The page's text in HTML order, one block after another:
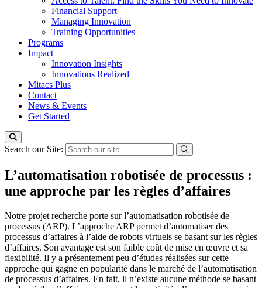
Financial Support
Managing Innovation
Training Opportunities
Programs
Impact
Innovation Insights
Innovations Realized
Mitacs Plus
Contact
News & Events
Get Started
Search our Site:
L’automatisation robotisée de processus :
une approche par les règles d’affaires
Notre projet recherche porte sur l’automatisation robotisée de
processus (ARP). L’approche ARP permet d’automatiser des
processus d’affaires à l’aide de robots virtuels se basant sur les règles
d’affaires. Son avantage est son faible coût de mise en œuvre et sa
flexibilité. Il y a présentement peu d’études réalisées sur cette
approche qui gagne en popularité dans le marché de l’automatisation
de processus d’affaires. En fait, il n’existe aucune méthode se basant